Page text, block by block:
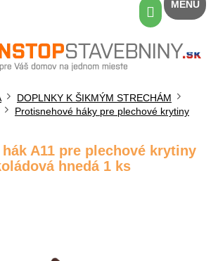
Nákupný
košík
DOPLNKY K ŠIKMÝM STRECHÁM
Protisnehové háky pre plechové krytiny
A11 pre plechové krytiny
hnedá 1 ks